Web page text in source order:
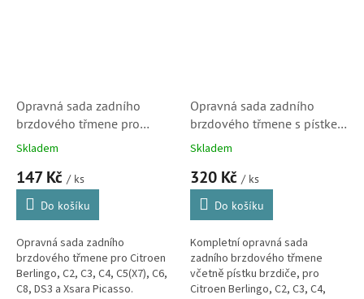
Opravná sada zadního
brzdového třmene pro
Citroen Berlingo, C2, C3, C4,
Picasso S1
Skladem
147 Kč / ks
Do košíku
Opravná sada zadního
brzdového třmene pro Citroen
Berlingo, C2, C3, C4, C5(X7), C6,
C8, DS3 a Xsara Picasso.
Opravná sada zadního
brzdového třmene s pístkem
pro Citroen Berlingo, C2, C3,
Skladem
320 Kč / ks
Do košíku
Kompletní opravná sada
zadního brzdového třmene
včetně pístku brzdiče, pro
Citroen Berlingo, C2, C3, C4,